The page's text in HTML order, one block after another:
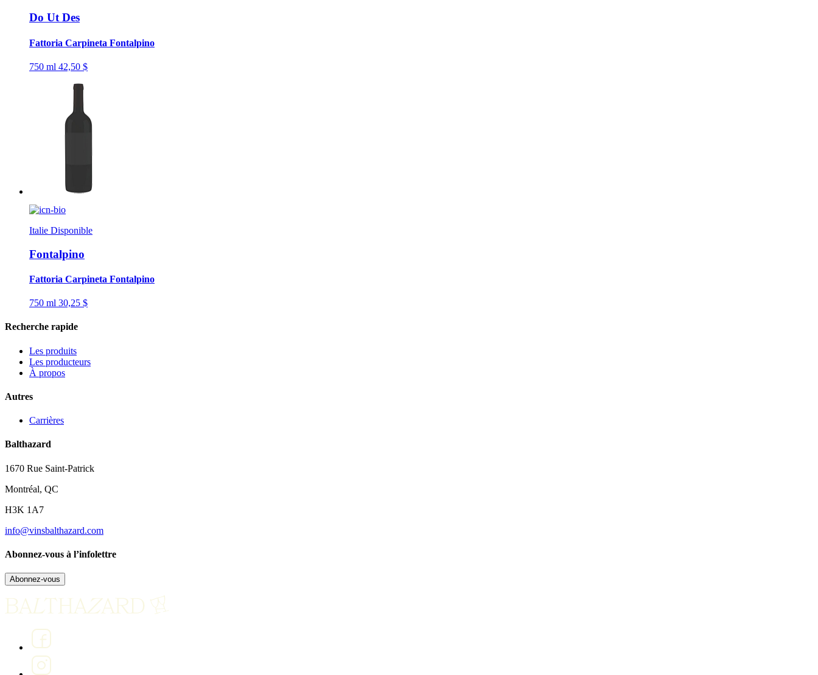
Do Ut Des
Fattoria Carpineta Fontalpino
750 ml 42,50 $
Italie Disponible
Fontalpino
Fattoria Carpineta Fontalpino
750 ml 30,25 $
Recherche rapide
Les produits
Les producteurs
À propos
Autres
Carrières
Balthazard
1670 Rue Saint-Patrick
Montréal, QC
H3K 1A7
info@vinsbalthazard.com
Abonnez-vous à l’infolettre
Abonnez-vous